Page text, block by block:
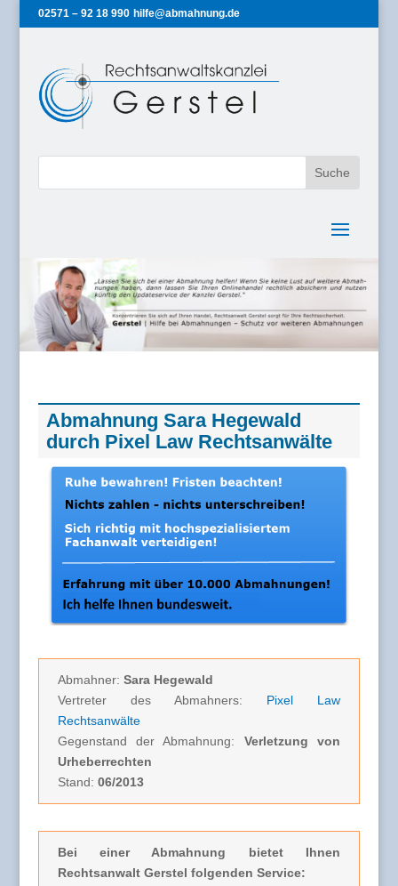
02571 – 92 18 990 hilfe@abmahnung.de
Abmahnung Sara Hegewald
durch Pixel Law Rechtsanwälte
Abmahner: Sara Hegewald
Vertreter des Abmahners: Pixel Law
Rechtsanwälte
Gegenstand der Abmahnung: Verletzung von
Urheberrechten
Stand: 06/2013
Bei einer Abmahnung bietet Ihnen
Rechtsanwalt Gerstel folgenden Service: